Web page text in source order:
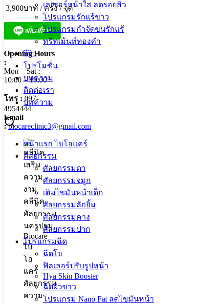
เลเซอร์หน้าใส ลดรอยสิว
โปรแกรมรักแร้ขาว
โปรแกรมกำจัดขนรักแร้
ทรีทเม้นท์ทองคำ
รีวิว
โปรโมชั่น
บทความ
ติดต่อเรา
บทความ
หน้าแรก ไบโอแคร์
ศัลยกรรม
ศัลยกรรมตา
ศัลยกรรมจมูก
เติมไขมันหน้าเด็ก
ศัลยกรรมลักยิ้ม
ศัลยกรรมคาง
ศัลยกรรมปาก
โปรแกรมฉีด
ฉีดโบ
ฟิลเลอร์ปรับรูปหน้า
Hya Skin Booster
ฉีดผิวขาว
โปรแกรม Nano Fat ลดไขมันหน้า
3,900บาท /ครั้ง/จุด
Opening Hours
:
Mon – Sat :
10:00 – 19:00
โทร : 097-
4954444
Email
:biocareclinic3@gmail.com